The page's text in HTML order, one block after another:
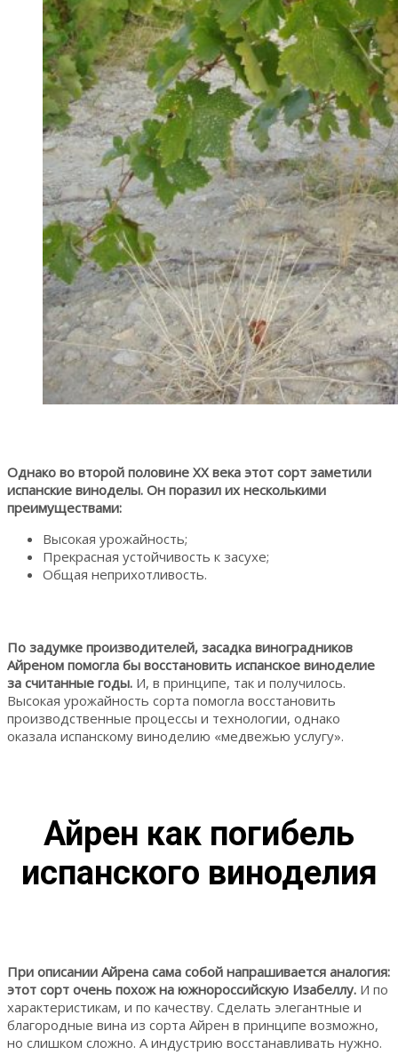
Однако во второй половине XX века этот сорт заметили
испанские виноделы. Он поразил их несколькими
преимуществами:
Высокая урожайность;
Прекрасная устойчивость к засухе;
Общая неприхотливость.
По задумке производителей, засадка виноградников
Айреном помогла бы восстановить испанское виноделие
за считанные годы. И, в принципе, так и получилось.
Высокая урожайность сорта помогла восстановить
производственные процессы и технологии, однако
оказала испанскому виноделию «медвежью услугу».
Айрен как погибель
испанского виноделия
При описании Айрена сама собой напрашивается аналогия:
этот сорт очень похож на южнороссийскую Изабеллу. И по
характеристикам, и по качеству. Сделать элегантные и
благородные вина из сорта Айрен в принципе возможно,
но слишком сложно. А индустрию восстанавливать нужно.